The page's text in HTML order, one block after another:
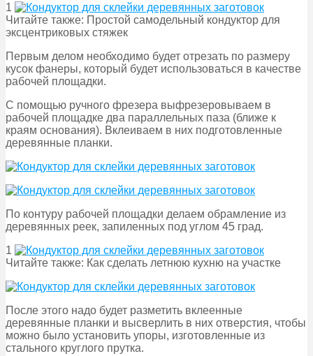
1
Читайте также: Простой самодельный кондуктор для
эксцентриковых стяжек
Первым делом необходимо будет отрезать по размеру
кусок фанеры, который будет использоваться в качестве
рабочей площадки.
С помощью ручного фрезера выфрезеровываем в
рабочей площадке два параллельных паза (ближе к
краям основания). Вклеиваем в них подготовленные
деревянные планки.
По контуру рабочей площадки делаем обрамление из
деревянных реек, запиленных под углом 45 град.
1
Читайте также: Как сделать летнюю кухню на участке
После этого надо будет разметить вклеенные
деревянные планки и высверлить в них отверстия, чтобы
можно было установить упоры, изготовленные из
стального круглого прутка.